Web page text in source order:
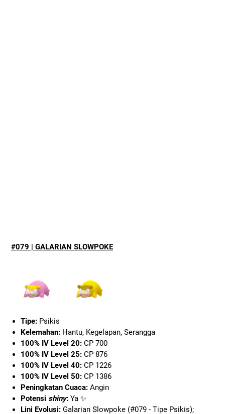
#079 | GALARIAN SLOWPOKE
Tipe:Psikis
Kelemahan:Hantu, Kegelapan, Serangga
100% IV Level 20:CP 700
100% IV Level 25:CP 876
100% IV Level 40:CP 1226
100% IV Level 50:CP 1386
Peningkatan Cuaca:Angin
Potensi shiny:Ya ✨
Lini Evolusi:Galarian Slowpoke (#079 - Tipe Psikis);